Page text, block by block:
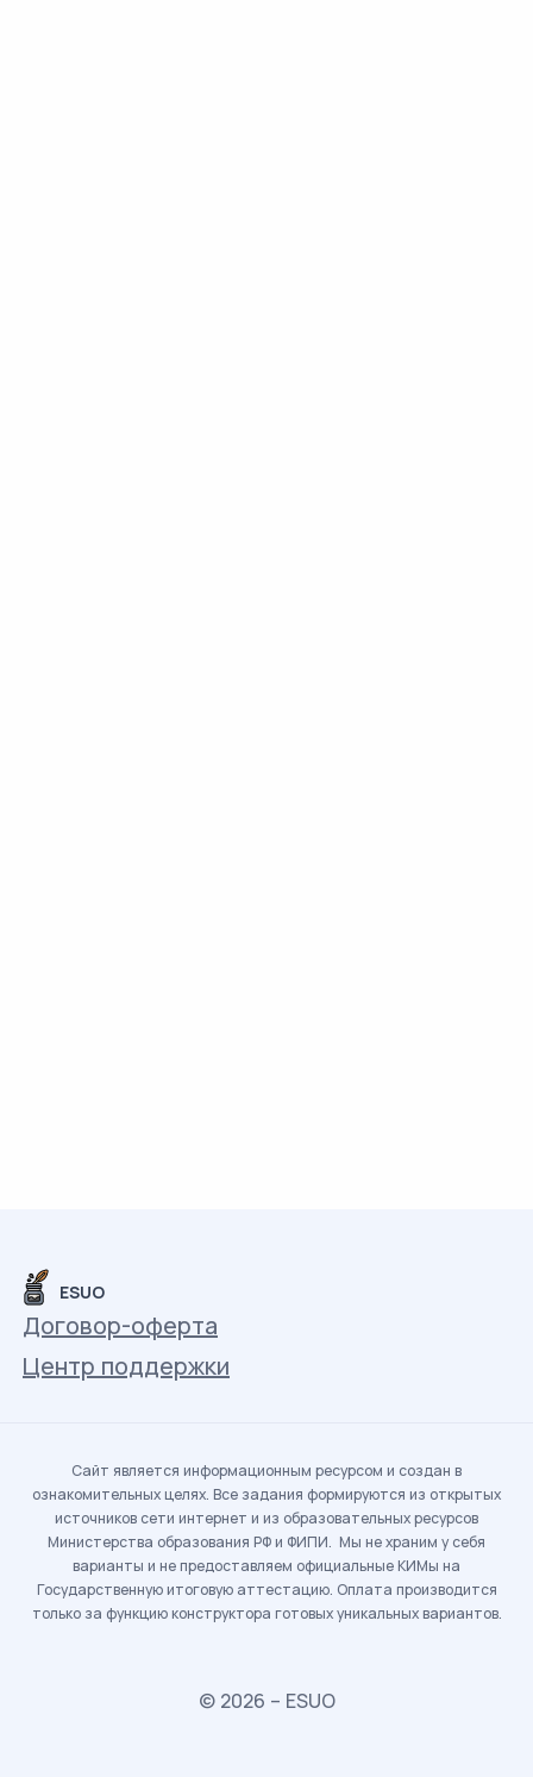
ESUO
Договор-оферта
Центр поддержки
Сайт является информационным ресурсом и создан в
ознакомительных целях. Все задания формируются из открытых
источников сети интернет и из образовательных ресурсов
Министерства образования РФ и ФИПИ. Мы не храним у себя
варианты и не предоставляем официальные КИМы на
Государственную итоговую аттестацию. Оплата производится
только за функцию конструктора готовых уникальных вариантов.
© 2026 – ESUO